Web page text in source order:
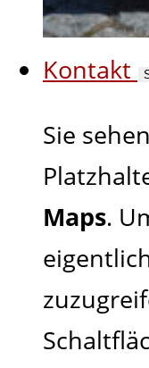
Kontakt
Sie
Maps.